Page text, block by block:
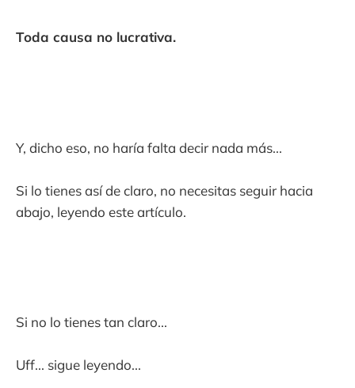
Toda causa no lucrativa.
Y, dicho eso, no haría falta decir nada más...
Si lo tienes así de claro, no necesitas seguir hacia
abajo, leyendo este artículo.
Si no lo tienes tan claro...
Uff... sigue leyendo...